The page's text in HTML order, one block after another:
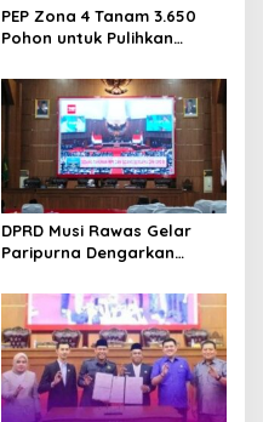
PEP Zona 4 Tanam 3.650
Pohon untuk Pulihkan
Benakat-Semanggus
DPRD Musi Rawas Gelar
Paripurna Dengarkan
Presiden Republik
Indonesia